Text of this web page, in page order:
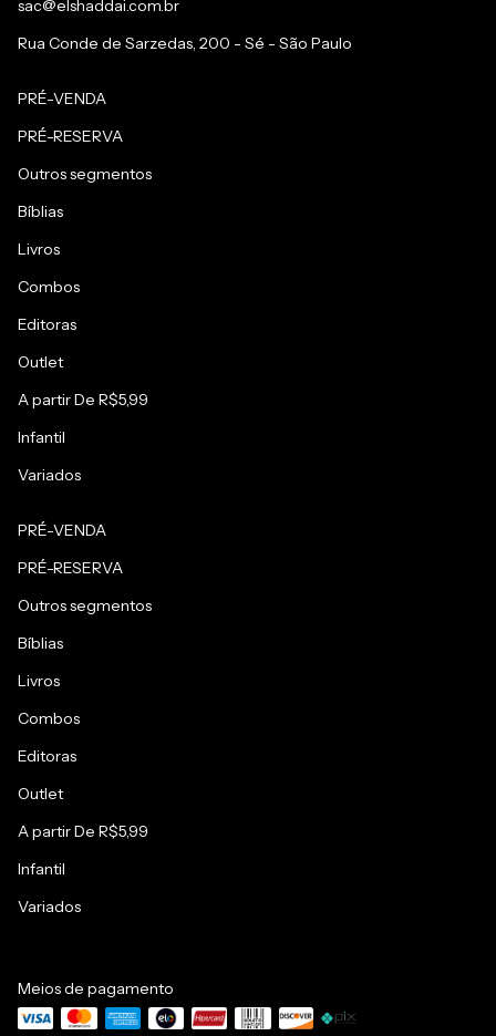
sac@elshaddai.com.br
Rua Conde de Sarzedas, 200 - Sé - São Paulo
PRÉ-VENDA
PRÉ-RESERVA
Outros segmentos
Bíblias
Livros
Combos
Editoras
Outlet
A partir De R$5,99
Infantil
Variados
PRÉ-VENDA
PRÉ-RESERVA
Outros segmentos
Bíblias
Livros
Combos
Editoras
Outlet
A partir De R$5,99
Infantil
Variados
Meios de pagamento